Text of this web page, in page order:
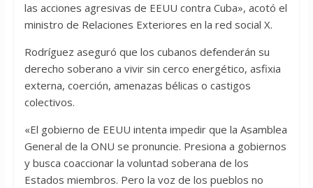
las acciones agresivas de EEUU contra Cuba», acotó el
ministro de Relaciones Exteriores en la red social X.
Rodríguez aseguró que los cubanos defenderán su
derecho soberano a vivir sin cerco energético, asfixia
externa, coerción, amenazas bélicas o castigos
colectivos.
«El gobierno de EEUU intenta impedir que la Asamblea
General de la ONU se pronuncie. Presiona a gobiernos
y busca coaccionar la voluntad soberana de los
Estados miembros. Pero la voz de los pueblos no